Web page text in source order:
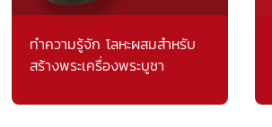
ทำความรู้จัก โลหะผสมสำหรับ
สร้างพระเครื่องพระบูชา